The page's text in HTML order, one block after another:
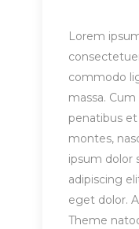
Lorem
commodo
massa.
penatibus
montes,
ipsum dolor
adipiscing
eget dolor.
Theme